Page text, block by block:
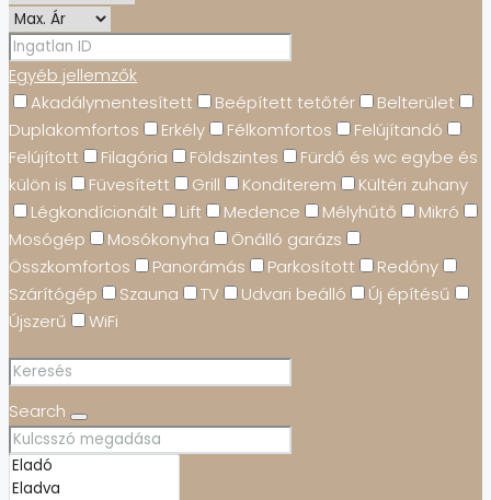
Egyéb jellemzők
Akadálymentesített
Beépített tetőtér
Belterület
Duplakomfortos
Erkély Félkomfortos
Felújítandó
Felújított
Filagória Földszintes
Fürdő és wc egybe és
külön is
Füvesített Grill Konditerem
Kültéri zuhany
Légkondícionált
Lift Medence Mélyhűtő
Mikró
Mosógép
Mosókonyha
Önálló garázs
Összkomfortos
Panorámás Parkosított
Redőny
Szárítógép
Szauna TV Udvari beálló
Új építésű
Újszerű
WiFi
Search